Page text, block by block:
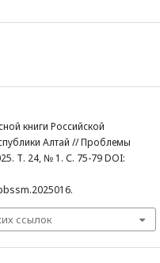
книги Российской
Алтай // Проблемы
Т. 24, № 1. С. 75-79 DOI:
ссылок